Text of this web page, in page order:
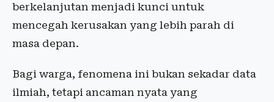
berkelanjutan menjadi kunci untuk
mencegah kerusakan yang lebih parah di
masa depan.
Bagi warga, fenomena ini bukan sekadar data
ilmiah, tetapi ancaman nyata yang